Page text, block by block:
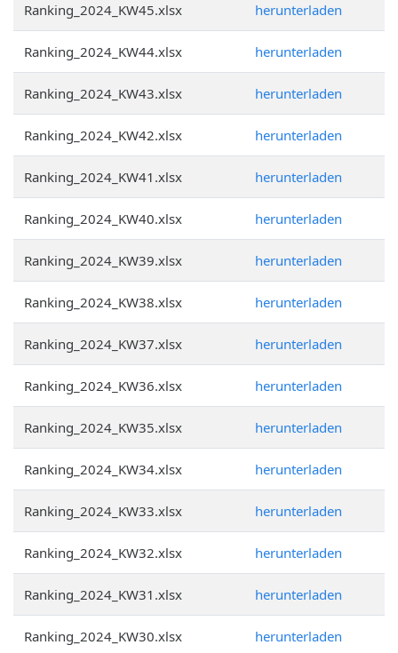
Ranking_2024_KW45.xlsx herunterladen
Ranking_2024_KW44.xlsx herunterladen
Ranking_2024_KW43.xlsx herunterladen
Ranking_2024_KW42.xlsx herunterladen
Ranking_2024_KW41.xlsx herunterladen
Ranking_2024_KW40.xlsx herunterladen
Ranking_2024_KW39.xlsx herunterladen
Ranking_2024_KW38.xlsx herunterladen
Ranking_2024_KW37.xlsx herunterladen
Ranking_2024_KW36.xlsx herunterladen
Ranking_2024_KW35.xlsx herunterladen
Ranking_2024_KW34.xlsx herunterladen
Ranking_2024_KW33.xlsx herunterladen
Ranking_2024_KW32.xlsx herunterladen
Ranking_2024_KW31.xlsx herunterladen
Ranking_2024_KW30.xlsx herunterladen